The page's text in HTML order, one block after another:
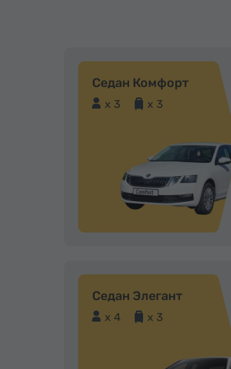
Седан Комфорт
x 3 x 3
Седан Элегант
x 4 x 3